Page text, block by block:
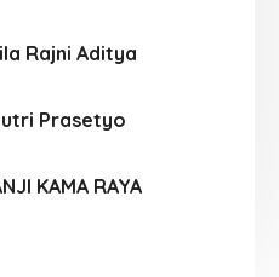
Rajni Aditya
Prasetyo
KAMA RAYA